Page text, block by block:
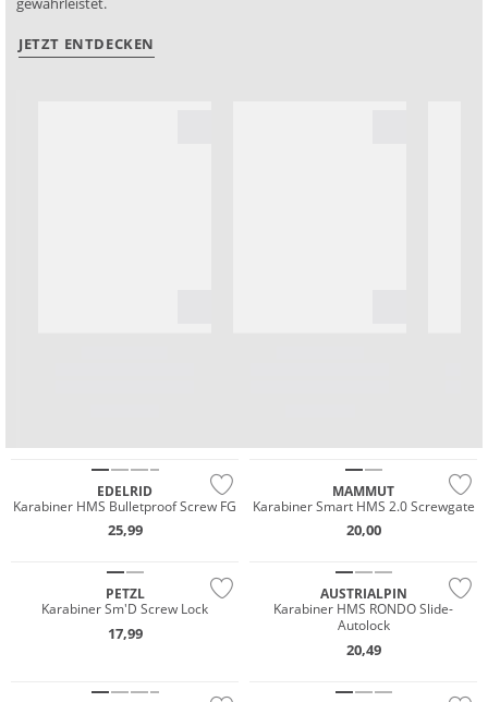
JETZT ENTDECKEN
EDELRID
Karabiner HMS Bulletproof Screw FG
25,99
MAMMUT
Karabiner Smart HMS 2.0 Screwgate
20,00
PETZL
Karabiner Sm'D Screw Lock
17,99
AUSTRIALPIN
Karabiner HMS RONDO Slide-
Autolock
20,49